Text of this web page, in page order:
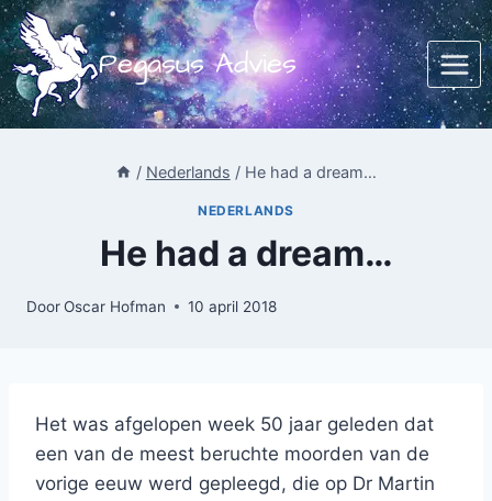
Doorgaan
naar
inhoud
Pegasus Advies
/ Nederlands / He had a dream…
NEDERLANDS
He had a dream…
DoorOscar Hofman 10 april 2018
Het was afgelopen week 50 jaar geleden dat
een van de meest beruchte moorden van de
vorige eeuw werd gepleegd, die op Dr Martin